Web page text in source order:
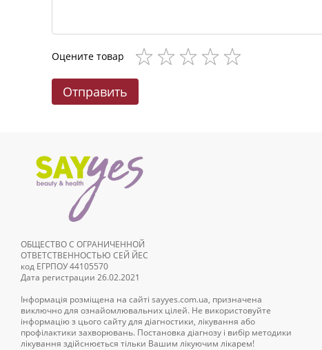
Оцените товар
Отправить
ОБЩЕСТВО С ОГРАНИЧЕННОЙ
ОТВЕТСТВЕННОСТЬЮ СЕЙ ЙЕС
код ЕГРПОУ 44105570
Дата регистрации 26.02.2021
Інформація розміщена на сайті sayyes.com.ua, призначена
виключно для ознайомлювальних цілей. Не використовуйте
інформацію з цього сайту для діагностики, лікування або
профілактики захворювань. Постановка діагнозу і вибір методики
лікування здійснюється тільки Вашим лікуючим лікарем!